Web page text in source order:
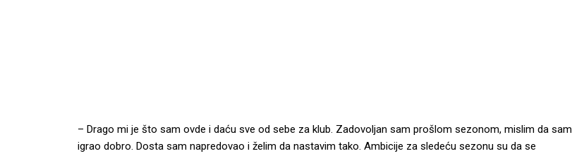
– Drago mi je što sam ovde i daću sve od sebe za klub. Zadovoljan sam prošlom sezonom, mislim da sam
igrao dobro. Dosta sam napredovao i želim da nastavim tako. Ambicije za sledeću sezonu su da se